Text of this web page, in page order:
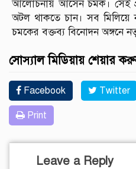
আলোচনায় আসেন চমক। সেই
অটল থাকতে চান। সব মিলিয়ে
চমকের বক্তব্য বিনোদন অঙ্গনে
সোস্যাল মিডিয়ায় শেয়ার
Facebook Twitter
Print
Leave a Reply